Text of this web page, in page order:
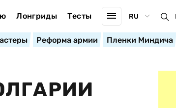
Лонгриды Тесты RU
Реформа армии Пленки Миндича